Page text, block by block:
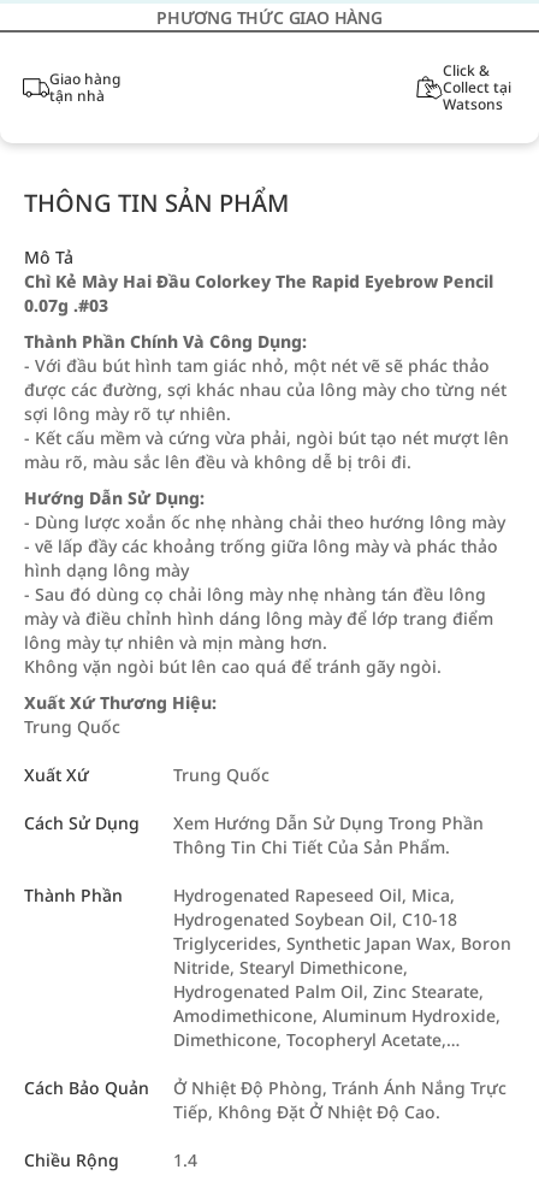
PHƯƠNG THỨC GIAO HÀNG
Giao hàng
tận nhà
Click &
Collect tại
Watsons
THÔNG TIN SẢN PHẨM
Mô Tả
Chì Kẻ Mày Hai Đầu Colorkey The Rapid Eyebrow Pencil
0.07g .#03
Thành Phần Chính Và Công Dụng:
- Với đầu bút hình tam giác nhỏ, một nét vẽ sẽ phác thảo
được các đường, sợi khác nhau của lông mày cho từng nét
sợi lông mày rõ tự nhiên.
- Kết cấu mềm và cứng vừa phải, ngòi bút tạo nét mượt lên
màu rõ, màu sắc lên đều và không dễ bị trôi đi.
Hướng Dẫn Sử Dụng:
- Dùng lược xoắn ốc nhẹ nhàng chải theo hướng lông mày
- vẽ lấp đầy các khoảng trống giữa lông mày và phác thảo
hình dạng lông mày
- Sau đó dùng cọ chải lông mày nhẹ nhàng tán đều lông
mày và điều chỉnh hình dáng lông mày để lớp trang điểm
lông mày tự nhiên và mịn màng hơn.
Không vặn ngòi bút lên cao quá để tránh gãy ngòi.
Xuất Xứ Thương Hiệu:
Trung Quốc
Xuất Xứ Trung Quốc
Cách Sử Dụng
Xem Hướng Dẫn Sử Dụng Trong Phần
Thông Tin Chi Tiết Của Sản Phẩm.
Thành Phần
Hydrogenated Rapeseed Oil, Mica,
Hydrogenated Soybean Oil, C10-18
Triglycerides, Synthetic Japan Wax, Boron
Nitride, Stearyl Dimethicone,
Hydrogenated Palm Oil, Zinc Stearate,
Amodimethicone, Aluminum Hydroxide,
Dimethicone, Tocopheryl Acetate,…
Cách Bảo Quản
Ở Nhiệt Độ Phòng, Tránh Ánh Nắng Trực
Tiếp, Không Đặt Ở Nhiệt Độ Cao.
Chiều Rộng 1.4